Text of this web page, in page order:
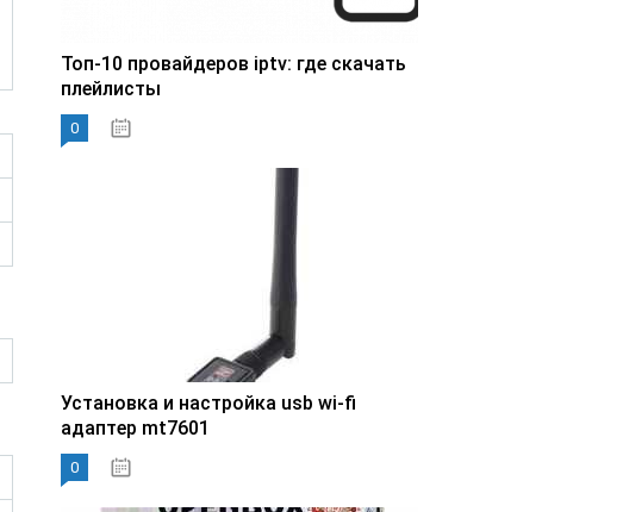
Топ-10 провайдеров iptv: где скачать
плейлисты
0
Установка и настройка usb wi-fi
адаптер mt7601
0